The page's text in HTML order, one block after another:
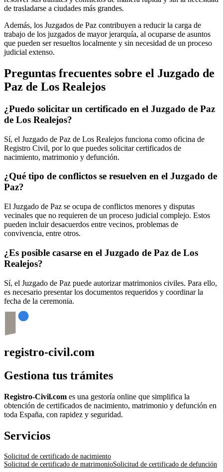
de trasladarse a ciudades más grandes.
Además, los Juzgados de Paz contribuyen a reducir la carga de
trabajo de los juzgados de mayor jerarquía, al ocuparse de asuntos
que pueden ser resueltos localmente y sin necesidad de un proceso
judicial extenso.
Preguntas frecuentes sobre el Juzgado de
Paz de Los Realejos
¿Puedo solicitar un certificado en el Juzgado de Paz
de Los Realejos?
Sí, el Juzgado de Paz de Los Realejos funciona como oficina de
Registro Civil, por lo que puedes solicitar certificados de
nacimiento, matrimonio y defunción.
¿Qué tipo de conflictos se resuelven en el Juzgado de
Paz?
El Juzgado de Paz se ocupa de conflictos menores y disputas
vecinales que no requieren de un proceso judicial complejo. Estos
pueden incluir desacuerdos entre vecinos, problemas de
convivencia, entre otros.
¿Es posible casarse en el Juzgado de Paz de Los
Realejos?
Sí, el Juzgado de Paz puede autorizar matrimonios civiles. Para ello,
es necesario presentar los documentos requeridos y coordinar la
fecha de la ceremonia.
registro-civil.com
Gestiona tus trámites
Registro-Civil.com es una gestoría online que simplifica la
obtención de certificados de nacimiento, matrimonio y defunción en
toda España, con rapidez y seguridad.
Servicios
Solicitud de certificado de nacimiento
Solicitud de certificado de matrimonioSolicitud de certificado de defunción